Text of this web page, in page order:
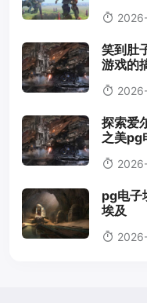
笑到肚
游戏的
探索爱
之美pg
pg电子
埃及